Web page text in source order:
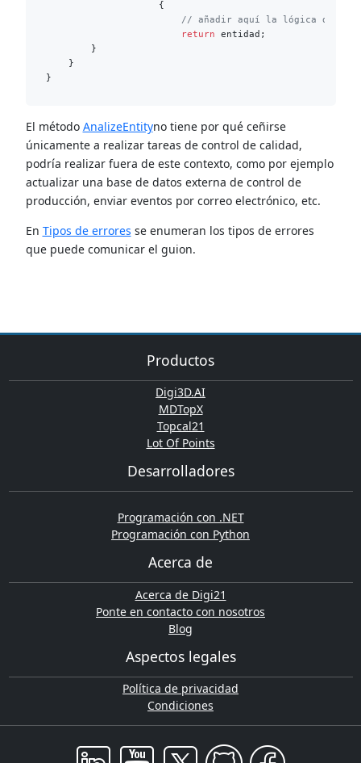
// añadir aquí la lógica del
return entidad;
        }
    }
El método AnalizeEntityno tiene por qué ceñirse
únicamente a realizar tareas de control de calidad,
podría realizar fuera de este contexto, como por ejemplo
actualizar una base de datos externa de control de
producción, enviar eventos por correo electrónico, etc.
En Tipos de errores se enumeran los tipos de errores
que puede comunicar el guion.
Productos
Digi3D.AI
MDTopX
Topcal21
Lot Of Points
Desarrolladores
Programación con .NET
Programación con Python
Acerca de
Acerca de Digi21
Ponte en contacto con nosotros
Blog
Aspectos legales
Política de privacidad
Condiciones